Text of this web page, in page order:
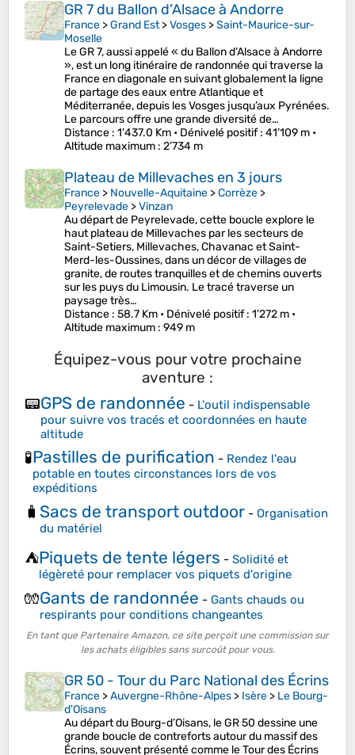
GR 7 du Ballon d’Alsace à Andorre
France >Grand Est>Vosges >Saint-Maurice-sur-
Moselle
Le GR 7, aussi appelé « du Ballon d’Alsace à Andorre
», est un long itinéraire de randonnée qui traverse la
France en diagonale en suivant globalement la ligne
de partage des eaux entre Atlantique et
Méditerranée, depuis les Vosges jusqu’aux Pyrénées.
Le parcours offre une grande diversité de…
Distance : 1’437.0 Km • Dénivelé positif: 41’109 m •
Altitude maximum : 2’734 m
Plateau de Millevaches en 3 jours
France > Nouvelle-Aquitaine >Corrèze >
Peyrelevade >Vinzan
Au départ de Peyrelevade, cette boucle explore le
haut plateau de Millevaches par les secteurs de
Saint-Setiers, Millevaches, Chavanac et Saint-
Merd-les-Oussines, dans un décor de villages de
granite, de routes tranquilles et de chemins ouverts
sur les puys du Limousin. Le tracé traverse un
paysage très…
Distance : 58.7 Km • Dénivelé positif: 1’272 m •
Altitude maximum : 949 m
Équipez-vous pour votre prochaine
aventure :
📟GPS de randonnée - L'outil indispensable
pour suivre vos tracés et coordonnées en haute
altitude
🧪Pastilles de purification - Rendez l'eau
potable en toutes circonstances lors de vos
expéditions
🧳 Sacs de transport outdoor - Organisation
du matériel
⛺Piquets de tente légers - Solidité et
légèreté pour remplacer vos piquets d'origine
🧤Gants de randonnée - Gants chauds ou
respirants pour conditions changeantes
En tant que Partenaire Amazon, ce site perçoit une commission sur
les achats éligibles sans surcoût pour vous.
GR 50 - Tour du Parc National des Écrins
France >Auvergne-Rhône-Alpes > Isère > Le Bourg-
d'Oisans
Au départ du Bourg-d’Oisans, le GR 50 dessine une
grande boucle de contreforts autour du massif des
Écrins, souvent présenté comme le Tour des Écrins